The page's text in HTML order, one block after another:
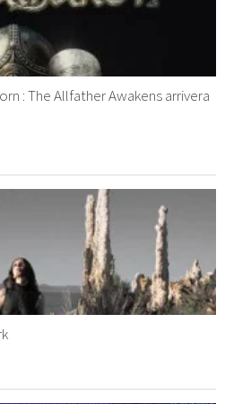
: The Allfather Awakens arrivera